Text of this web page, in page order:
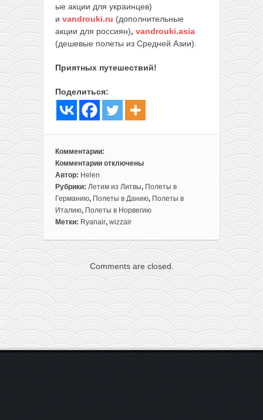
ые акции для украинцев)
и vandrouki.ru (дополнительные
акции для россиян), vandrouki.asia
(дешевые полеты из Средней Азии).
Приятных путешествий!
Поделиться:
Комментарии:
Комментарии
к
записи
7
билетов
из
Европу
всего
12,99€!
(сентябрь-
октябрь)
отключены
Автор: Helen
Рубрики: Летим из Литвы, Полеты в
Германию, Полеты в Данию, Полеты в
Италию, Полеты в Норвегию
Метки: Ryanair, wizzair
Comments are closed.